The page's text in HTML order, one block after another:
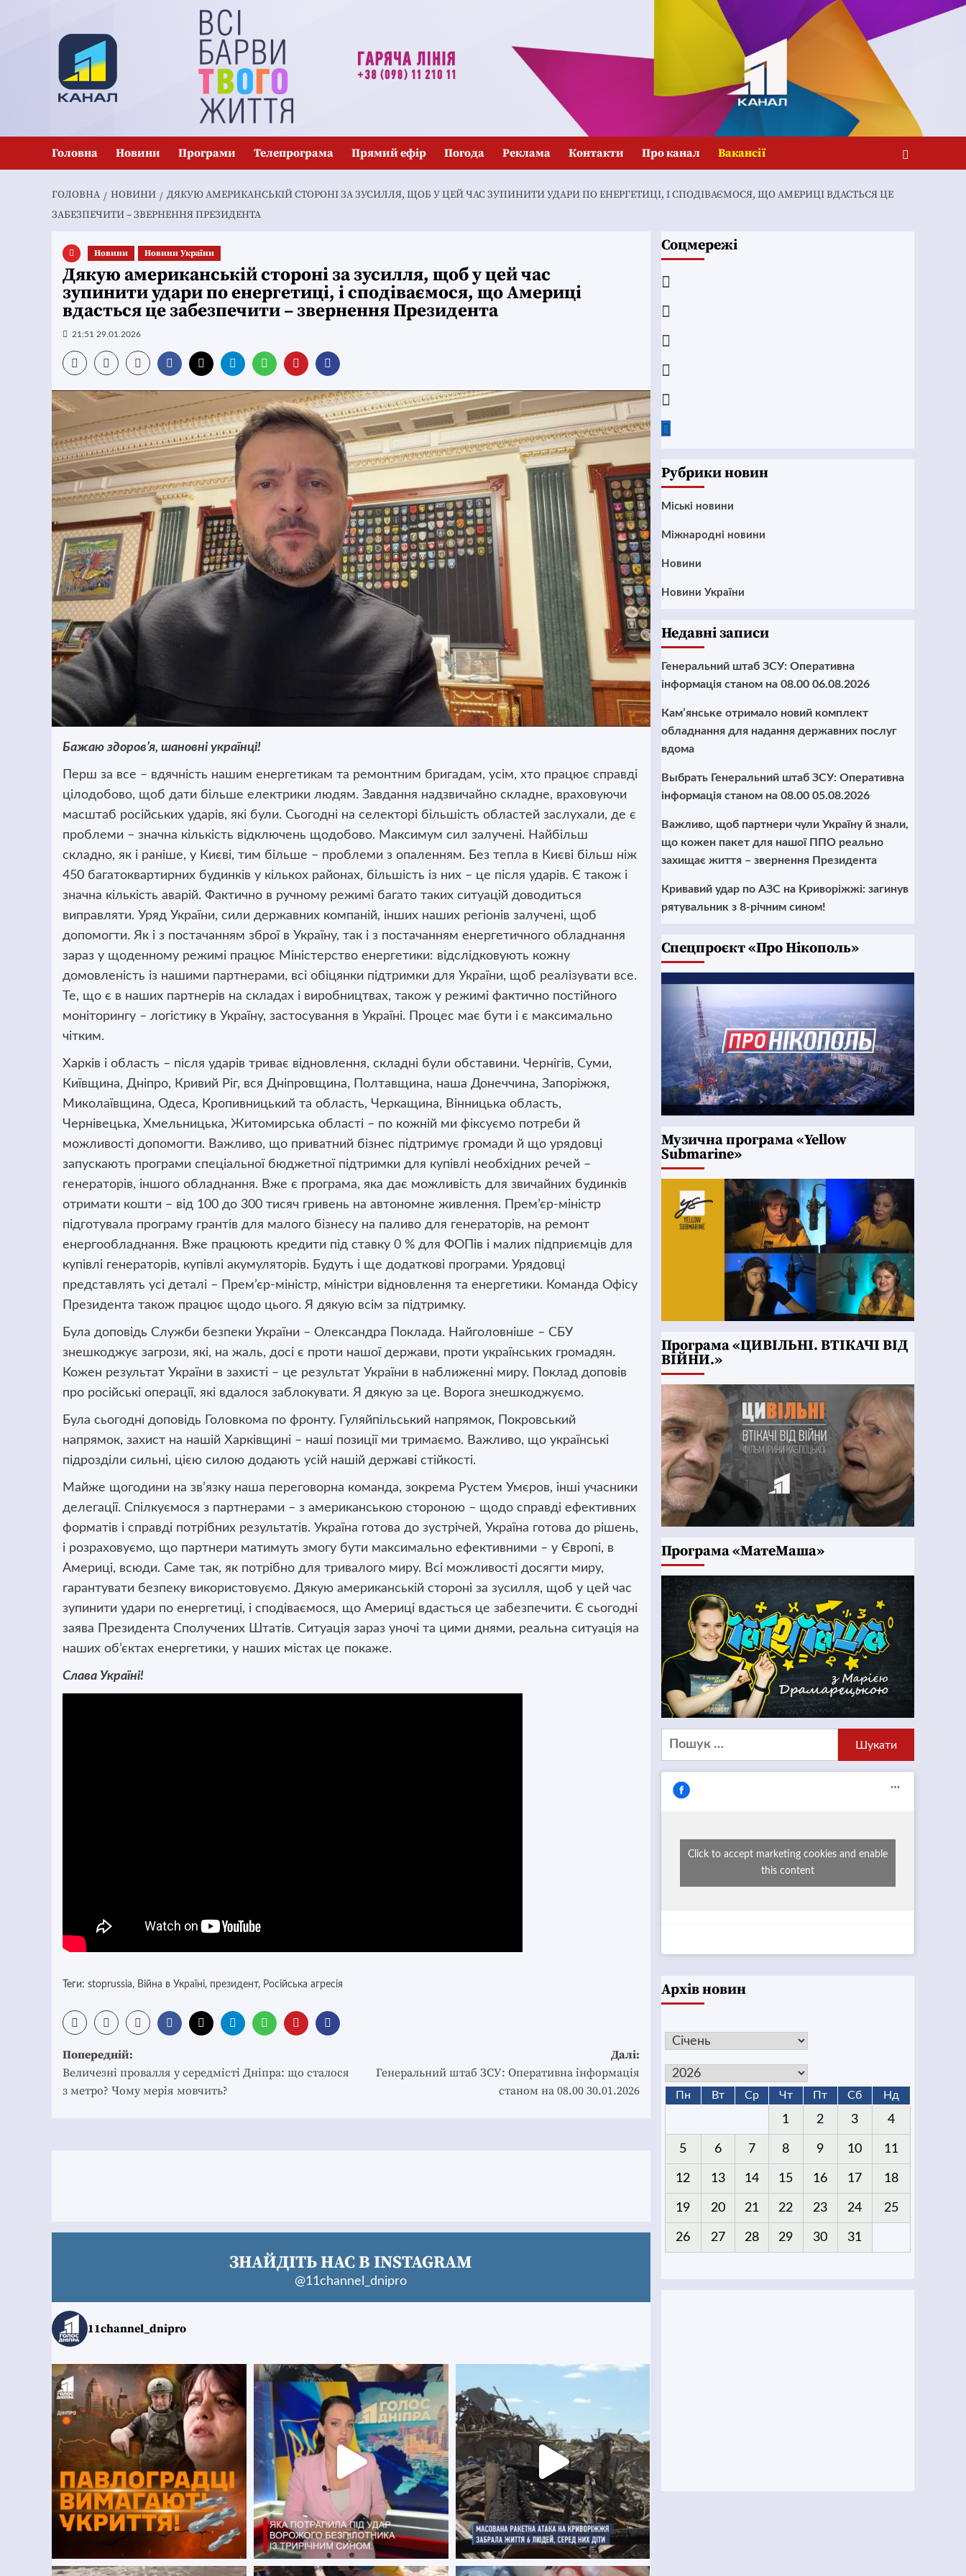
Головна Новини Програми Телепрограма Прямий ефір Погода Реклама Контакти Про канал Вакансії
ГОЛОВНА НОВИНИ
ДЯКУЮ АМЕРИКАНСЬКІЙ СТОРОНІ ЗА ЗУСИЛЛЯ, ЩОБ У ЦЕЙ ЧАС ЗУПИНИТИ УДАРИ ПО ЕНЕРГЕТИЦІ, І СПОДІВАЄМОСЯ, ЩО АМЕРИЦІ ВДАСТЬСЯ ЦЕ
ЗАБЕЗПЕЧИТИ – ЗВЕРНЕННЯ ПРЕЗИДЕНТА
Новини Новини України
Дякую американській стороні за зусилля, щоб у цей час
зупинити удари по енергетиці, і сподіваємося, що Америці
вдасться це забезпечити – звернення Президента
21:51 29.01.2026
Бажаю здоров’я, шановні українці!
Перш за все – вдячність нашим енергетикам та ремонтним бригадам, усім, хто працює справді
цілодобово, щоб дати більше електрики людям. Завдання надзвичайно складне, враховуючи
масштаб російських ударів, які були. Сьогодні на селекторі більшість областей заслухали, де є
проблеми – значна кількість відключень щодобово. Максимум сил залучені. Найбільш
складно, як і раніше, у Києві, тим більше – проблеми з опаленням. Без тепла в Києві більш ніж
450 багатоквартирних будинків у кількох районах, більшість із них – це після ударів. Є також і
значна кількість аварій. Фактично в ручному режимі багато таких ситуацій доводиться
виправляти. Уряд України, сили державних компаній, інших наших регіонів залучені, щоб
допомогти. Як і з постачанням зброї в Україну, так і з постачанням енергетичного обладнання
зараз у щоденному режимі працює Міністерство енергетики: відслідковують кожну
домовленість із нашими партнерами, всі обіцянки підтримки для України, щоб реалізувати все.
Те, що є в наших партнерів на складах і виробництвах, також у режимі фактично постійного
моніторингу – логістику в Україну, застосування в Україні. Процес має бути і є максимально
чітким.
Харків і область – після ударів триває відновлення, складні були обставини. Чернігів, Суми,
Київщина, Дніпро, Кривий Ріг, вся Дніпровщина, Полтавщина, наша Донеччина, Запоріжжя,
Миколаївщина, Одеса, Кропивницький та область, Черкащина, Вінницька область,
Чернівецька, Хмельницька, Житомирська області – по кожній ми фіксуємо потреби й
можливості допомогти. Важливо, що приватний бізнес підтримує громади й що урядовці
запускають програми спеціальної бюджетної підтримки для купівлі необхідних речей –
генераторів, іншого обладнання. Вже є програма, яка дає можливість для звичайних будинків
отримати кошти – від 100 до 300 тисяч гривень на автономне живлення. Прем’єр-міністр
підготувала програму грантів для малого бізнесу на паливо для генераторів, на ремонт
енергообладнання. Вже працюють кредити під ставку 0 % для ФОПів і малих підприємців для
купівлі генераторів, купівлі акумуляторів. Будуть і ще додаткові програми. Урядовці
представлять усі деталі – Прем’єр-міністр, міністри відновлення та енергетики. Команда Офісу
Президента також працює щодо цього. Я дякую всім за підтримку.
Була доповідь Служби безпеки України – Олександра Поклада. Найголовніше – СБУ
знешкоджує загрози, які, на жаль, досі є проти нашої держави, проти українських громадян.
Кожен результат України в захисті – це результат України в наближенні миру. Поклад доповів
про російські операції, які вдалося заблокувати. Я дякую за це. Ворога знешкоджуємо.
Була сьогодні доповідь Головкома по фронту. Гуляйпільський напрямок, Покровський
напрямок, захист на нашій Харківщині – наші позиції ми тримаємо. Важливо, що українські
підрозділи сильні, цією силою додають усій нашій державі стійкості.
Майже щогодини на зв’язку наша переговорна команда, зокрема Рустем Умєров, інші учасники
делегації. Спілкуємося з партнерами – з американською стороною – щодо справді ефективних
форматів і справді потрібних результатів. Україна готова до зустрічей, Україна готова до рішень,
і розраховуємо, що партнери матимуть змогу бути максимально ефективними – у Європі, в
Америці, всюди. Саме так, як потрібно для тривалого миру. Всі можливості досягти миру,
гарантувати безпеку використовуємо. Дякую американській стороні за зусилля, щоб у цей час
зупинити удари по енергетиці, і сподіваємося, що Америці вдасться це забезпечити. Є сьогодні
заява Президента Сполучених Штатів. Ситуація зараз уночі та цими днями, реальна ситуація на
наших об’єктах енергетики, у наших містах це покаже.
Слава Україні!
Теги: stoprussia, Війна в Україні, президент, Російська агресія
Post
navigation
Попередній:
Величезні провалля у середмісті Дніпра: що сталося
з метро? Чому мерія мовчить?
Далі:
Генеральний штаб ЗСУ: Оперативна інформація
станом на 08.00 30.01.2026
ЗНАЙДІТЬ НАС В INSTAGRAM
@11channel_dnipro
11channel_dnipro
Соцмережі
Рубрики новин
Mіські новини
Міжнародні новини
Новини
Новини України
Недавні записи
Генеральний штаб ЗСУ: Оперативна
інформація станом на 08.00 06.08.2026
Кам’янське отримало новий комплект
обладнання для надання державних послуг
вдома
Выбрать Генеральний штаб ЗСУ: Оперативна
інформація станом на 08.00 05.08.2026
Важливо, щоб партнери чули Україну й знали,
що кожен пакет для нашої ППО реально
захищає життя – звернення Президента
Кривавий удар по АЗС на Криворіжжі: загинув
рятувальник з 8-річним сином!
Cпецпроєкт «Про Нікополь»
Музична програма «Yellow
Submarine»
Програма «ЦИВІЛЬНІ. ВТІКАЧІ ВІД
ВІЙНИ.»
Програма «МатеМаша»
Пошук:
Click to accept marketing cookies and enable
this content
Архів новин
Пн Вт Ср Чт Пт Сб Нд
1 2 3 4
5 6 7 8 9 10 11
12 13 14 15 16 17 18
19 20 21 22 23 24 25
26 27 28 29 30 31